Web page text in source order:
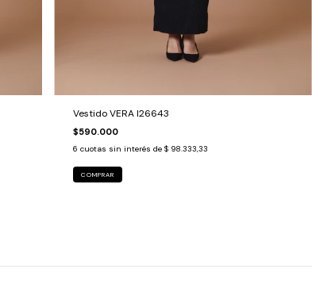
Vestido VERA I26643
$590.000
6 cuotas sin interés de$ 98.333,33
COMPRAR